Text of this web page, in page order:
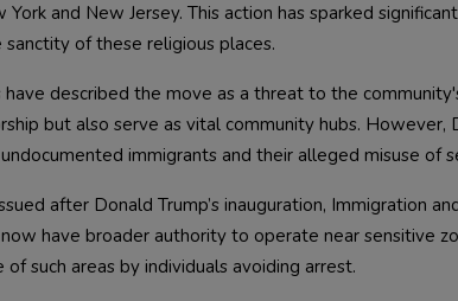
York and New Jersey. This action has sparked
sanctity of these religious places.
have described the move as a threat to the
but also serve as vital community hubs. However,
immigrants and their alleged misuse of
after Donald Trump’s inauguration, Immigration
have broader authority to operate near sensitive
such areas by individuals avoiding arrest.